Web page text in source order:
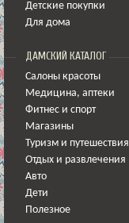
Детские покупки
Для дома
ДАМСКИЙ КАТАЛОГ
Салоны красоты
Медицина, аптеки
Фитнес и спорт
Магазины
Туризм и путешествия
Отдых и развлечения
Авто
Дети
Полезное